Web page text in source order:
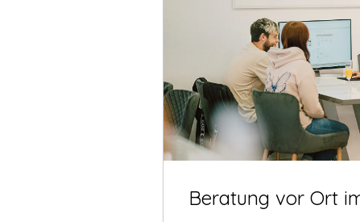
Beratung vor Ort